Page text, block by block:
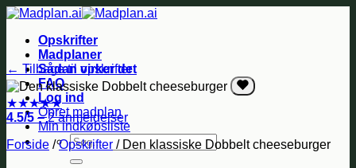
Fortsæt
indholdOpskrifter
Madplaner
Sådan virker det
FAQ
Log ind
Opret madplan
Min indkøbsliste
Søg
efter:
← Tilbage til opskrifter
★★★★★
4.5/5 – 2 anmeldelser
Forside /Opskrifter / Den klassiske Dobbelt cheeseburger